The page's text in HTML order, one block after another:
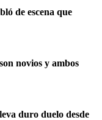
de escena que
novios y ambos
duro duelo desde